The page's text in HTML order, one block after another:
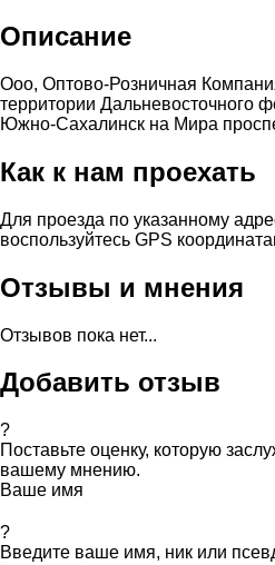
Описание
Ооо, Оптово-Розничная
территории Дальневосточного
Южно-Сахалинск на Мира
Как к нам проехать
Для проезда по указанному
воспользуйтесь GPS
Отзывы и мнения
Отзывов пока нет...
Добавить отзыв
?
Поставьте оценку, которую
вашему мнению.
Ваше имя
?
Введите ваше имя, ник или